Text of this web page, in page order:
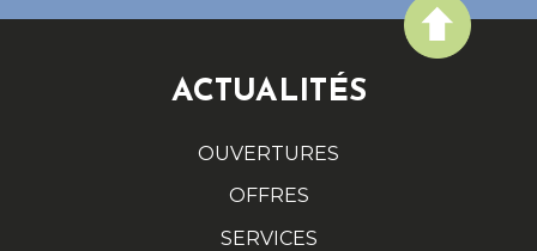
ACTUALITÉS
OUVERTURES
OFFRES
SERVICES